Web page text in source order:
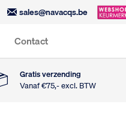
sales@navacqs.be
Contact
Gratis verzending
Vanaf €75,- excl. BTW